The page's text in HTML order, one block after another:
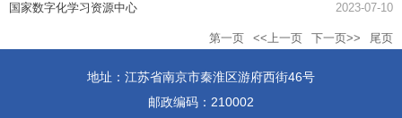
国家数字化学习资源中心 2023-07-10
第一页 <<上一页 下一页>> 尾页
地址：江苏省南京市秦淮区游府西街46号
邮政编码：210002